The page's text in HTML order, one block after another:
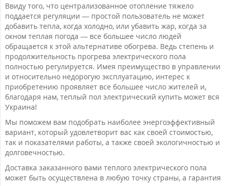
Ввиду того, что централизованное отопление тяжело
поддается регуляции — простой пользователь не может
добавить тепла, когда холодно, или убавить жар, когда за
окном теплая погода — все большее число людей
обращается к этой альтернативе обогрева. Ведь степень и
продолжительность прогрева электрического пола
полностью регулируется. Имея преимущество в управлении
и относительно недорогую эксплуатацию, интерес к
приобретению проявляет все большее число жителей и,
благодаря нам, теплый пол электрический купить может вся
Украина!
Мы поможем вам подобрать наиболее энергоэффективный
вариант, который удовлетворит вас как своей стоимостью,
так и показателями работы, а также своей экологичностью и
долговечностью.
Доставка заказанного вами теплого электрического пола
может быть осуществлена в любую точку страны, а гарантия